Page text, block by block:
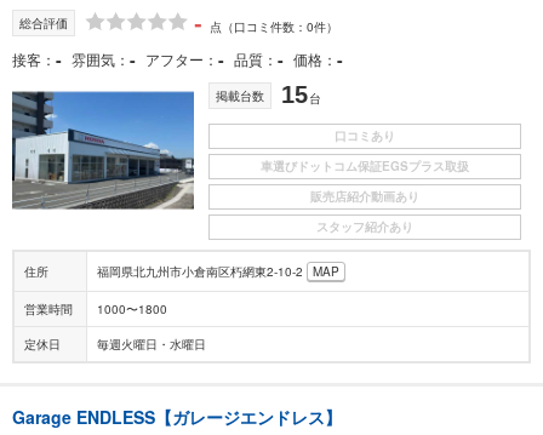
総合評価 - 点 （口コミ件数：0件）
接客 - 雰囲気 - アフター - 品質 - 価格 -
掲載台数 15台
口コミあり
車選びドットコム保証EGSプラス取扱
販売店紹介動画あり
スタッフ紹介あり
住所 福岡県北九州市小倉南区朽網東2-10-2 MAP
営業時間 1000〜1800
定休日 毎週火曜日・水曜日
Garage ENDLESS【ガレージエンドレス】